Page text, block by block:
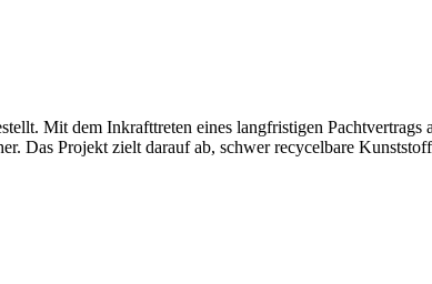
Mit dem Inkrafttreten eines langfristigen Pachtvertrags
Das Projekt zielt darauf ab, schwer recycelbare